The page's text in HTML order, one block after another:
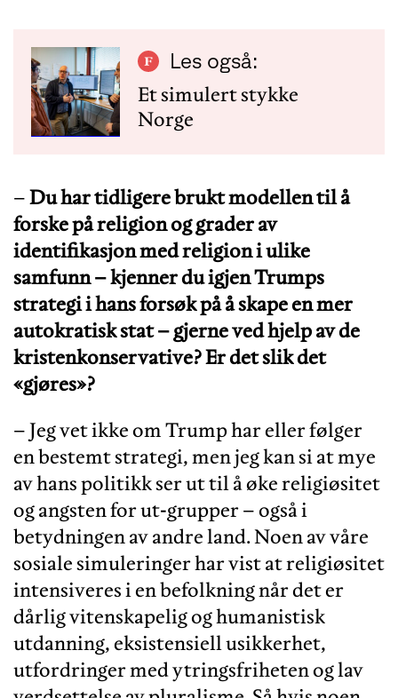
Les også:
Et simulert stykke
Norge
–Du har tidligere brukt modellen til å
forske på religion og grader av
identifikasjon med religion i ulike
samfunn – kjenner du igjen Trumps
strategi i hans forsøk på å skape en mer
autokratisk stat – gjerne ved hjelp av de
kristenkonservative? Er det slik det
«gjøres»?
– Jeg vet ikke om Trump har eller følger
en bestemt strategi, men jeg kan si at mye
av hans politikk ser ut til å øke religiøsitet
og angsten for ut-grupper – også i
betydningen av andre land. Noen av våre
sosiale simuleringer har vist at religiøsitet
intensiveres i en befolkning når det er
dårlig vitenskapelig og humanistisk
utdanning, eksistensiell usikkerhet,
utfordringer med ytringsfriheten og lav